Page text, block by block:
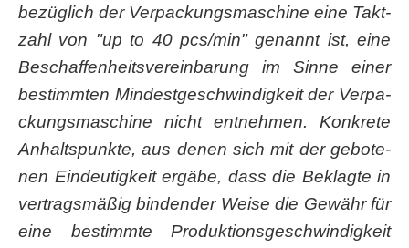
bezüg­lich der Ver­pa­ckungs­ma­schi­ne eine Takt­
zahl von "up to 40 pcs/min" genannt ist, eine
Beschaf­fen­heits­ver­ein­ba­rung im Sin­ne einer
bestimm­ten Min­dest­ge­schwin­dig­keit der Ver­pa­
ckungs­ma­schi­ne nicht ent­neh­men. Kon­kre­te
Anhalts­punk­te, aus denen sich mit der gebo­te­
nen Ein­deu­tig­keit ergä­be, dass die Beklag­te in
ver­trags­mä­ßig bin­den­der Wei­se die Gewähr für
eine bestimm­te Pro­duk­ti­ons­ge­schwin­dig­keit